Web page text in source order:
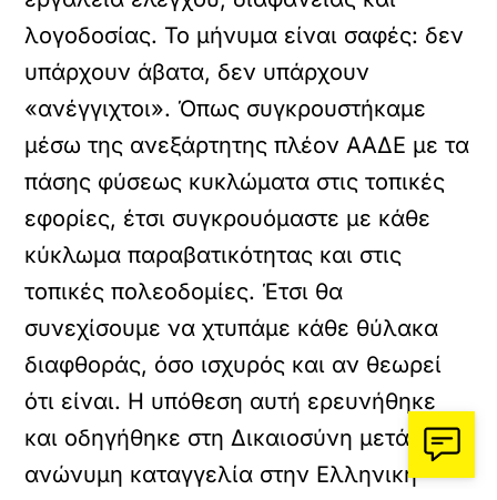
λογοδοσίας. Το μήνυμα είναι σαφές: δεν
υπάρχουν άβατα, δεν υπάρχουν
«ανέγγιχτοι». Όπως συγκρουστήκαμε
μέσω της ανεξάρτητης πλέον ΑΑΔΕ με τα
πάσης φύσεως κυκλώματα στις τοπικές
εφορίες, έτσι συγκρουόμαστε με κάθε
κύκλωμα παραβατικότητας και στις
τοπικές πολεοδομίες. Έτσι θα
συνεχίσουμε να χτυπάμε κάθε θύλακα
διαφθοράς, όσο ισχυρός και αν θεωρεί
ότι είναι. Η υπόθεση αυτή ερευνήθηκε
και οδηγήθηκε στη Δικαιοσύνη μετά από
ανώνυμη καταγγελία στην Ελληνική